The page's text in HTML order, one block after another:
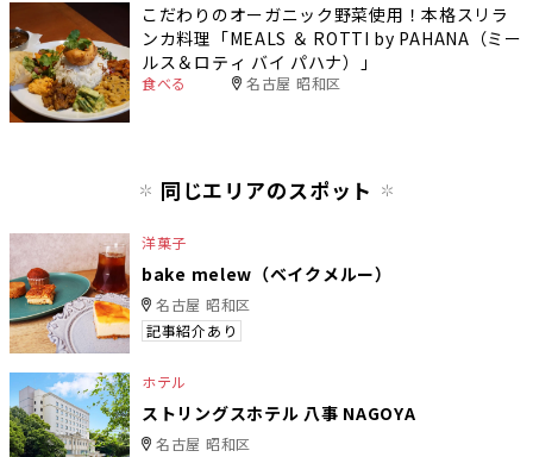
こだわりのオーガニック野菜使用！本格スリラ
ンカ料理「MEALS ＆ ROTTI by PAHANA（ミー
ルス＆ロティ バイ パハナ）」
食べる 名古屋 昭和区
同じエリアのスポット
洋菓子
bake melew（ベイクメルー）
名古屋 昭和区
記事紹介あり
ホテル
ストリングスホテル 八事 NAGOYA
名古屋 昭和区